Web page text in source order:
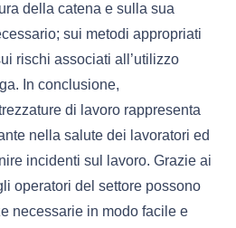
della catena e sulla sua
sui metodi appropriati
rischi associati all’utilizzo
In conclusione,
di lavoro rappresenta
nella salute dei lavoratori ed
incidenti sul lavoro. Grazie ai
operatori del settore possono
necessarie in modo facile e